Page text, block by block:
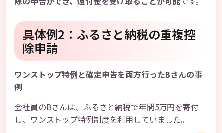
具体例2：ふるさと納税の重複控
除申請
ワンストップ特例と確定申告を両方行ったBさんの事
例
会社員のBさんは、ふるさと納税で年間5万円を寄付
し、ワンストップ特例制度を利用していました。